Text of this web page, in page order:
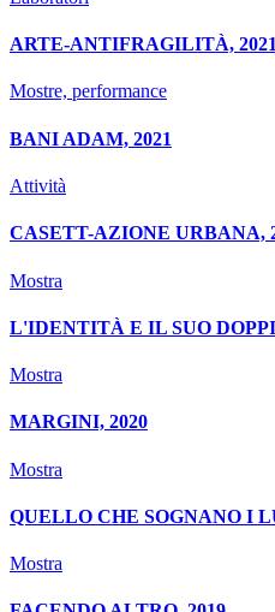
ARTE-ANTIFRAGILITÀ, 2021
Mostre, performance
BANI ADAM, 2021
Attività
CASETT-AZIONE URBANA,
Mostra
L'IDENTITÀ E IL SUO
Mostra
MARGINI, 2020
Mostra
QUELLO CHE SOGNANO I
Mostra